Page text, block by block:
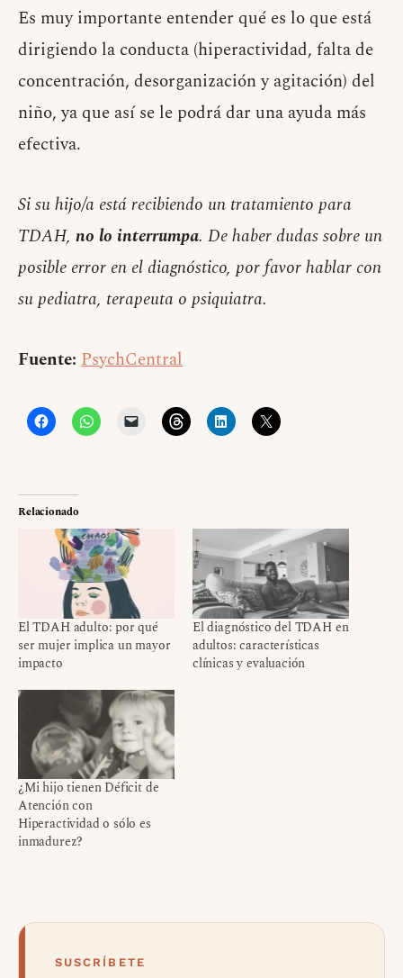
Es muy importante entender qué es lo que está
dirigiendo la conducta (hiperactividad, falta de
concentración, desorganización y agitación) del
niño, ya que así se le podrá dar una ayuda más
efectiva.
Si su hijo/a está recibiendo un tratamiento para
TDAH, no lo interrumpa. De haber dudas sobre un
posible error en el diagnóstico, por favor hablar con
su pediatra, terapeuta o psiquiatra.
Fuente: PsychCentral
Relacionado
El TDAH adulto: por qué
ser mujer implica un mayor
impacto
El diagnóstico del TDAH en
adultos: características
clínicas y evaluación
¿Mi hijo tienen Déficit de
Atención con
Hiperactividad o sólo es
inmadurez?
SUSCRÍBETE